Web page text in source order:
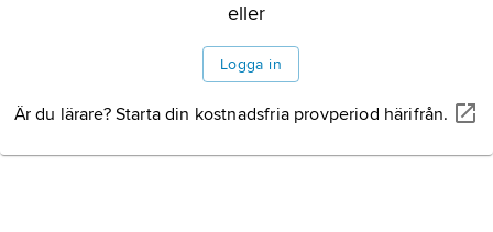
eller
Logga in
Är du lärare? Starta din kostnadsfria provperiod härifrån.